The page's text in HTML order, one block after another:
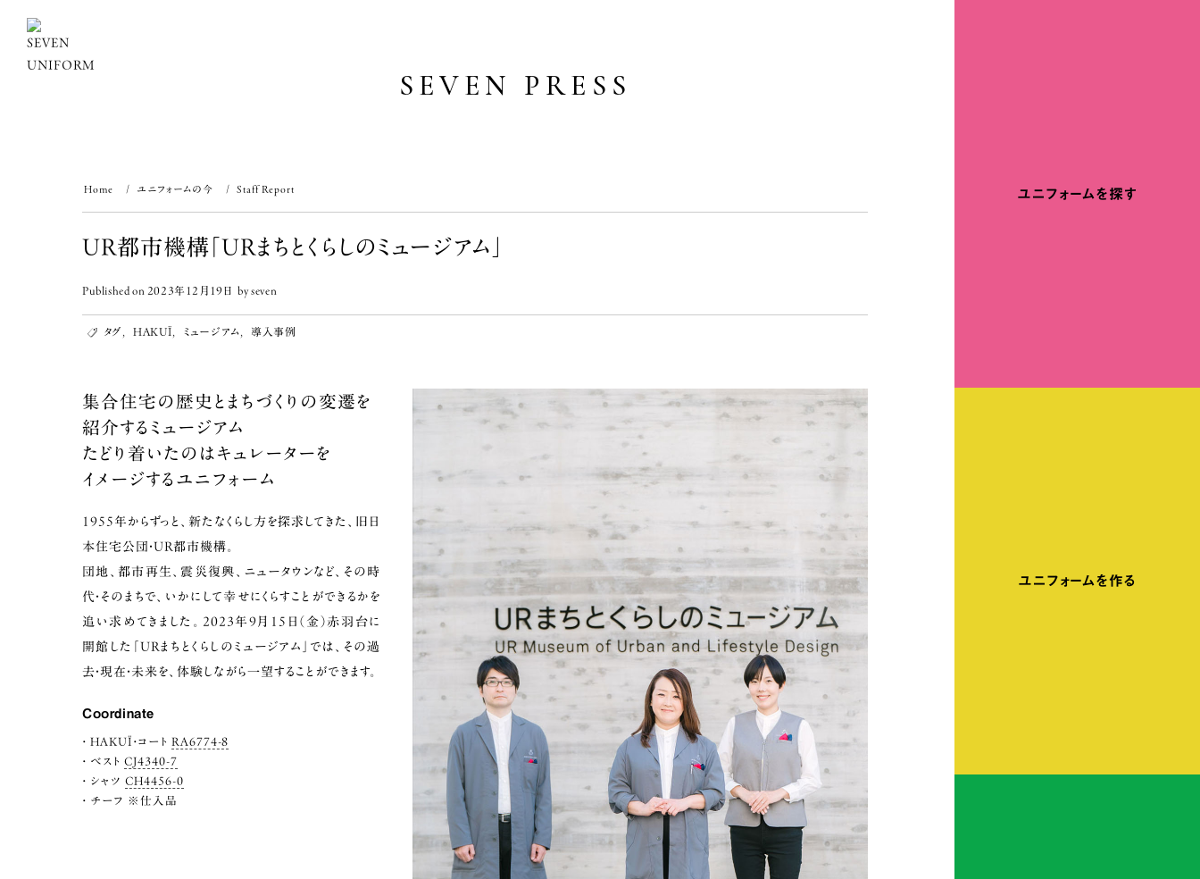
ユニフォームを探す
ユニフォームを作る
SEVEN PRESS
Home ユニフォームの今 Staff Report
UR都市機構「URまちとくらしのミュージアム」
Published on 2023年12月19日 byseven
タグ HAKUÏ ミュージアム 導入事例
集合住宅の歴史とまちづくりの変遷を
紹介するミュージアム
たどり着いたのはキュレーターを
イメージするユニフォーム
1955年からずっと、新たなくらし方を探求してきた、旧日
本住宅公団・UR都市機構。
団地、都市再生、震災復興、ニュータウンなど、その時
代・そのまちで、いかにして幸せにくらすことができるかを
追い求めてきました。2023年9月15日（金）赤羽台に
開館した「URまちとくらしのミュージアム」では、その過
去・現在・未来を、体験しながら一望することができます。
Coordinate
HAKUÏ・コート RA6774-8
ベスト CJ4340-7
シャツ CH4456-0
チーフ ※仕入品